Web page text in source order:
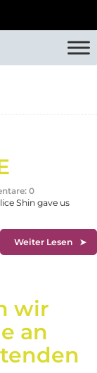
0
Shin gave us
Weiter Lesen
wir
an